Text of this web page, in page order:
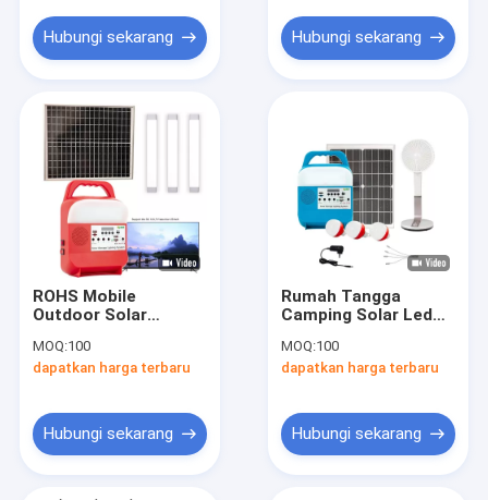
Camping Lampu
Hubungi sekarang Hubungi sekarang
ROHS Mobile
Outdoor Solar
Light Power Led Usb
Charger
MOQ:100
dapatkan harga terbaru
Hubungi sekarang
Rumah Tangga
Camping Solar Led
Ulang 12V Untuk
Lampu Strobo
MOQ:100
dapatkan harga terbaru
Hubungi sekarang